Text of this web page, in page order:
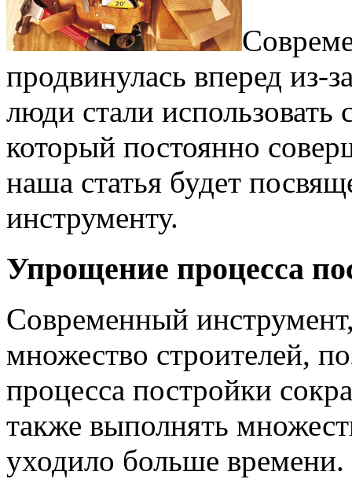
продвинулась вперед из-
люди стали использовать
который постоянно
наша статья будет
инструменту.
Упрощение процесса
Современный
множество строителей,
процесса постройки
также выполнять
уходило больше времени.